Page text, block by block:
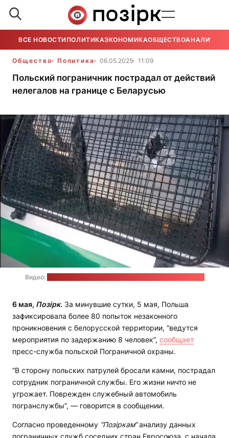
ВСЕ НОВОСТИ ПОЛИТИКАЭКОНОМИКАОБЩЕСТВОАНАЛИТИКА
Общество Политика 06.05.2025 11:09
Польский пограничник пострадал от действий
нелегалов на границе с Беларусью
Видео:
6 мая, Позірк. За минувшие сутки, 5 мая, Польша
зафиксировала более 80 попыток незаконного
проникновения с белорусской территории, “ведутся
мероприятия по задержанию 8 человек“, сообщает
пресс-служба польской Пограничной охраны.
“В сторону польских патрулей бросали камни, пострадал
сотрудник пограничной службы. Его жизни ничто не
угрожает. Поврежден служебный автомобиль
погранслужбы“, — говорится в сообщении.
Согласно проведенному “Позіркам“анализу данных
пограничных служб соседних стран Евросоюза, с начала